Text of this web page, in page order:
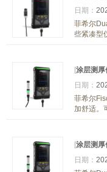
日期：
菲希尔
些紧凑型
[涂层测厚
日期：
菲希尔
加舒适。
[涂层测厚
日期：